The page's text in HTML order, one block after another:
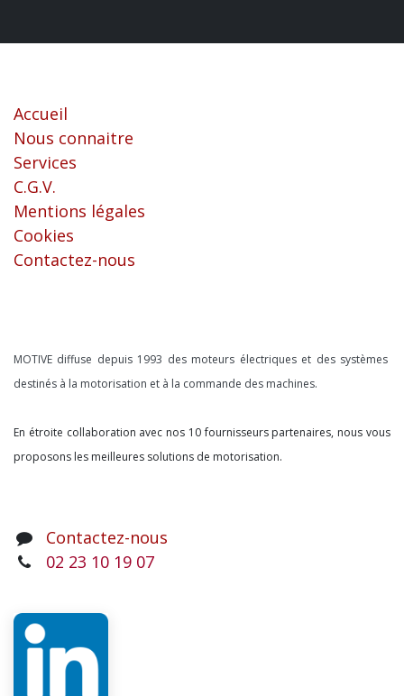
Accueil
Nous connaitre
Services
C.G.V.
Mentions légales
Cookies
Contactez-nous
MOTIVE diffuse depuis 1993 des moteurs électriques et des systèmes
destinés à la motorisation et à la commande des machines.
En étroite collaboration avec nos 10 fournisseurs partenaires, nous vous
proposons les meilleures solutions de motorisation.
Contactez-nous
02 23 10 19 07